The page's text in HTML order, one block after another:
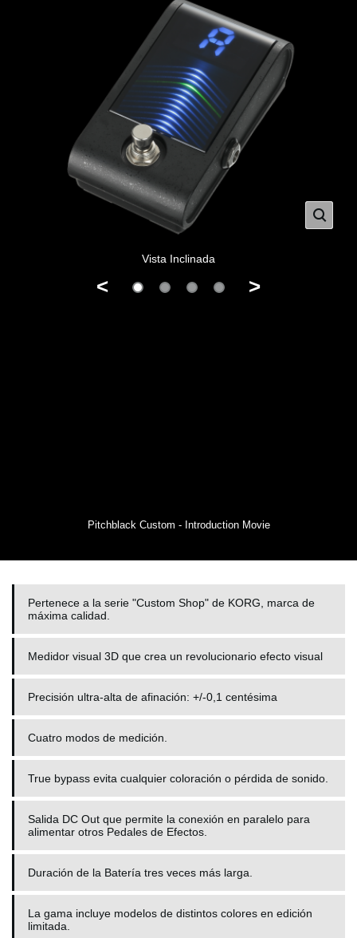
Vista Inclinada
< >
Pitchblack Custom - Introduction Movie
Pertenece a la serie "Custom Shop" de KORG, marca de
máxima calidad.
Medidor visual 3D que crea un revolucionario efecto visual
Precisión ultra-alta de afinación: +/-0,1 centésima
Cuatro modos de medición.
True bypass evita cualquier coloración o pérdida de sonido.
Salida DC Out que permite la conexión en paralelo para
alimentar otros Pedales de Efectos.
Duración de la Batería tres veces más larga.
La gama incluye modelos de distintos colores en edición
limitada.